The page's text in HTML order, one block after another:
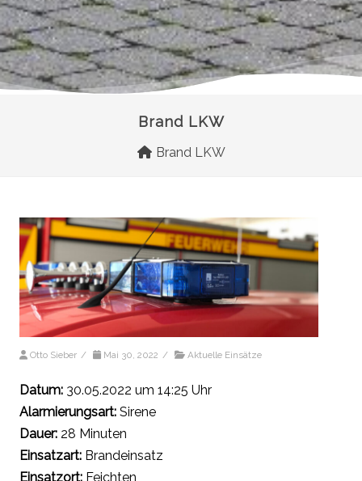
Brand LKW
Brand LKW
Otto Sieber / Mai 30, 2022 / Aktuelle Einsätze
Datum: 30.05.2022 um 14:25 Uhr
Alarmierungsart: Sirene
Dauer: 28 Minuten
Einsatzart: Brandeinsatz
Einsatzort: Feichten